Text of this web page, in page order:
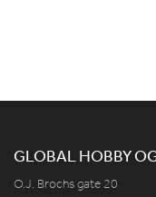
GLOBAL HOBBY
O.J. Brochs gate 20